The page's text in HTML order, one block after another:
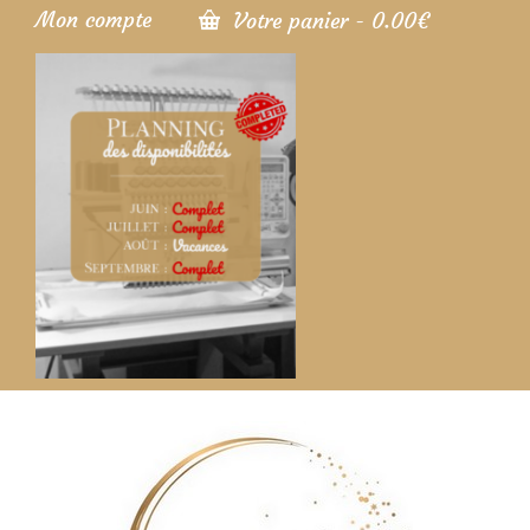
Mon compte Votre panier - 0.00€